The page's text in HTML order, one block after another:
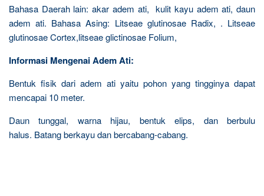
Bahasa Daerah lain: akar adem ati, kulit kayu adem ati, daun
adem ati. Bahasa Asing: Litseae glutinosae Radix, . Litseae
glutinosae Cortex,litseae glictinosae Folium,
Informasi Mengenai Adem Ati:
Bentuk fisik dari adem ati yaitu pohon yang tingginya dapat
mencapai 10 meter.
Daun tunggal, warna hijau, bentuk elips, dan berbulu
halus. Batang berkayu dan bercabang-cabang.